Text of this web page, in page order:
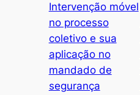
Intervenção móvel
no processo
coletivo e sua
aplicação no
mandado de
segurança